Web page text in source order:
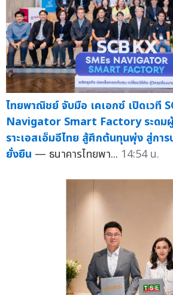
ไทยพาณิชย์ จับมือ เคเอกซ์ เปิดเวที
Navigator Smart Factory ระดมผู้
ราะเอสเอ็มอีไทย สู้ศึกต้นทุนพุ่ง สู่การ
ยั่งยืน — ธนาคารไทยพา... 14:54 น.